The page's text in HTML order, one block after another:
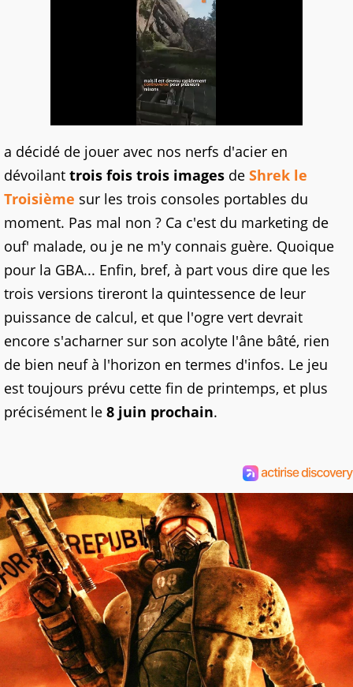
a décidé de jouer avec nos nerfs d'acier en
dévoilant trois fois trois images de Shrek le
Troisième sur les trois consoles portables du
moment. Pas mal non ? Ca c'est du marketing de
ouf' malade, ou je ne m'y connais guère. Quoique
pour la GBA... Enfin, bref, à part vous dire que les
trois versions tireront la quintessence de leur
puissance de calcul, et que l'ogre vert devrait
encore s'acharner sur son acolyte l'âne bâté, rien
de bien neuf à l'horizon en termes d'infos. Le jeu
est toujours prévu cette fin de printemps, et plus
précisément le 8 juin prochain.